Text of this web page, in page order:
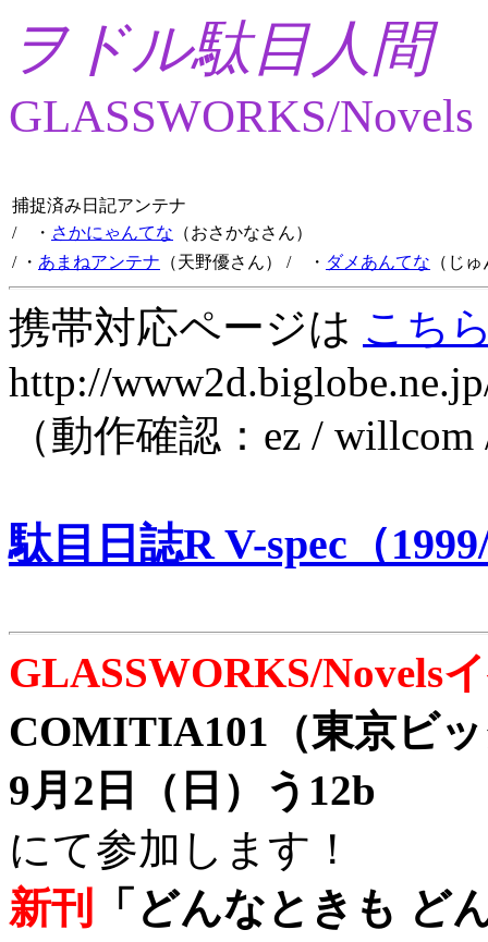
ヲドル駄目人間
GLASSWORKS/Novels
捕捉済み日記アンテナ
/ ・ さかにゃんてな （おさかなさん）
/ ・ あまねアンテナ （天野優さん） / ・ ダメあんてな （じ
携帯対応ページは こち
http://
（動作確認：ez /
駄目日誌R V-spec（
GLASSWORKS/Novels
COMITIA101（東京ビ
9月2日（日）う12b
にて参加します！
新刊
「どんなときも ど